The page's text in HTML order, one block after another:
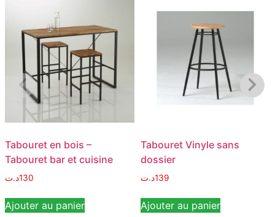
Tabouret en bois –
Tabouret bar et cuisine
130د.ت
Ajouter au panier
Tabouret Vinyle sans
dossier
139د.ت
Ajouter au panier